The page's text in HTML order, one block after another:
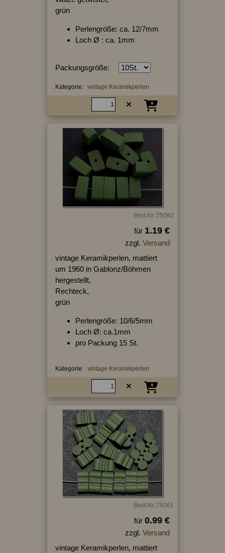
grün
Perlengröße: ca. 12/7mm
Loch Ø : ca. 1mm
Packungsgröße:
Kategorie: vintage Keramikperlen
Best.Nr.:75092
für 1.19 €
zzgl. Versand
vintage Keramikperlen, mattiert
um 1960 in Gablonz/Böhmen
hergestellt,
Rechteck,
grün
Perlengröße: 10/6/5mm
Loch Ø: ca.1mm
pro Packung 15 St.
Kategorie: vintage Keramikperlen
Best.Nr.:75061
für 0.99 €
zzgl. Versand
vintage Keramikperlen, mattiert